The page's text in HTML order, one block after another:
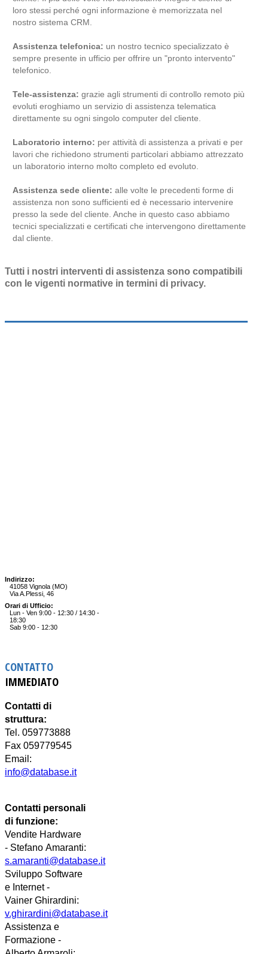
loro stessi perché ogni informazione è memorizzata nel
nostro sistema CRM.
Assistenza telefonica: un nostro tecnico specializzato è
sempre presente in ufficio per offrire un "pronto intervento"
telefonico.
Tele-assistenza: grazie agli strumenti di controllo remoto più
evoluti eroghiamo un servizio di assistenza telematica
direttamente su ogni singolo computer del cliente.
Laboratorio interno: per attività di assistenza a privati e per
lavori che richiedono strumenti particolari abbiamo attrezzato
un laboratorio interno molto completo ed evoluto.
Assistenza sede cliente: alle volte le precedenti forme di
assistenza non sono sufficienti ed è necessario intervenire
presso la sede del cliente. Anche in questo caso abbiamo
tecnici specializzati e certificati che intervengono direttamente
dal cliente.
Tutti i nostri interventi di assistenza sono compatibili
con le vigenti normative in termini di privacy.
Indirizzo:
41058 Vignola (MO)
Via A.Plessi, 46
Orari di Ufficio:
Lun - Ven 9:00 - 12:30 / 14:30 -
18:30
Sab 9:00 - 12:30
CONTATTO
IMMEDIATO
Contatti di
struttura:
Tel. 059773888
Fax 059779545
Email:
info@database.it
Contatti personali
di funzione:
Vendite Hardware
- Stefano Amaranti:
s.amaranti@database.it
Sviluppo Software
e Internet -
Vainer Ghirardini:
v.ghirardini@database.it
Assistenza e
Formazione -